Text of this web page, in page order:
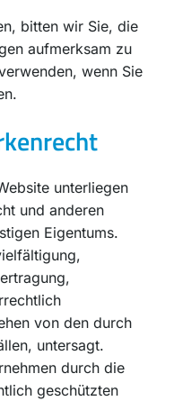
bitten wir Sie, die
aufmerksam zu
wenn Sie
unterliegen
und anderen
Eigentums.
von den durch
untersagt.
durch die
geschützten